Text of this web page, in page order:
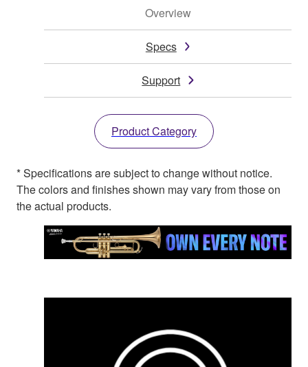
Overview
Specs
Support
Product Category
* Specifications are subject to change without notice.
The colors and finishes shown may vary from those on
the actual products.